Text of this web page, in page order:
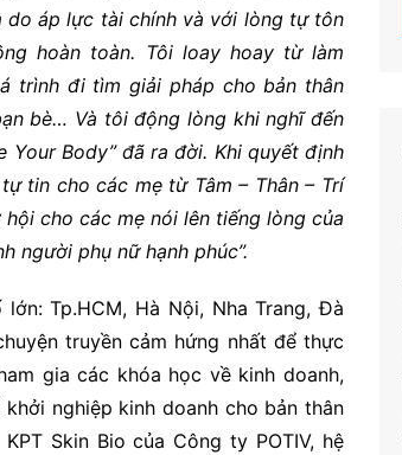
do áp lực tài chính và với lòng tự tôn
hoàn toàn. Tôi loay hoay từ làm
trình đi tìm giải pháp cho bản thân
bè… Và tôi động lòng khi nghĩ đến
Your Body” đã ra đời. Khi quyết định
tin cho các mẹ từ Tâm – Thân – Trí
cho các mẹ nói lên tiếng lòng của
người phụ nữ hạnh phúc”.
Tp.HCM, Hà Nội, Nha Trang, Đà
truyền cảm hứng nhất để thực
gia các khóa học về kinh doanh,
nghiệp kinh doanh cho bản thân
Skin Bio của Công ty POTIV, hệ